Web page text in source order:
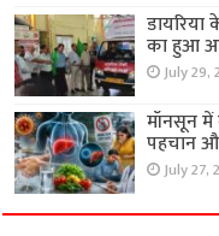
डायरिया
का हुआ
July 29,
मॉनसून में
पहचान
July 27,